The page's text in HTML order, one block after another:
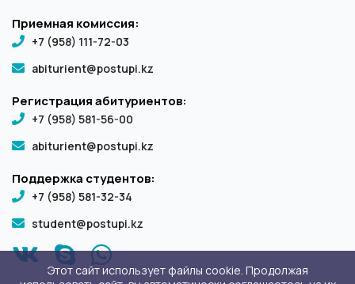
Приемная комиссия:
+7 (958) 111-72-03
abiturient@postupi.kz
Регистрация абитуриентов:
+7 (958) 581-56-00
abiturient@postupi.kz
Поддержка студентов:
+7 (958) 581-32-34
student@postupi.kz
Этот сайт использует файлы cookie. Продолжая